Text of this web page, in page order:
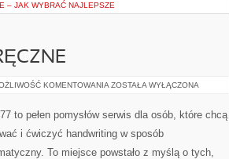
– JAK WYBRAĆ NAJLEPSZE
KOMENTOWANIA KREATYWNE
ZOSTAŁA WYŁĄCZONA
to pełen pomysłów serwis dla osób, które chcą
i ćwiczyć handwriting w sposób
To miejsce powstało z myślą o tych,